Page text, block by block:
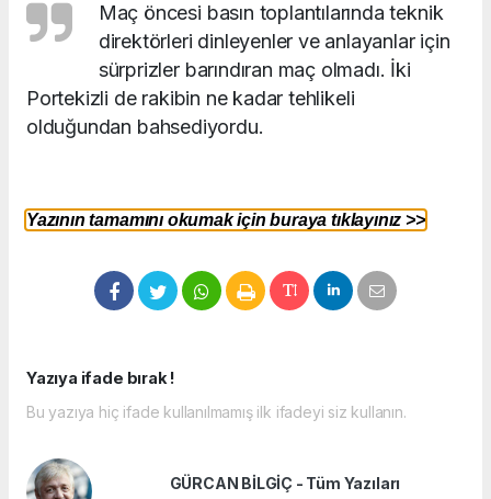
Maç öncesi basın toplantılarında teknik
direktörleri dinleyenler ve anlayanlar için
sürprizler barındıran maç olmadı. İki
Portekizli de rakibin ne kadar tehlikeli
olduğundan bahsediyordu.
Yazının tamamını okumak için buraya tıklayınız >>
Yazıya ifade bırak !
Bu yazıya hiç ifade kullanılmamış ilk ifadeyi siz kullanın.
GÜRCAN BİLGİÇ - Tüm Yazıları